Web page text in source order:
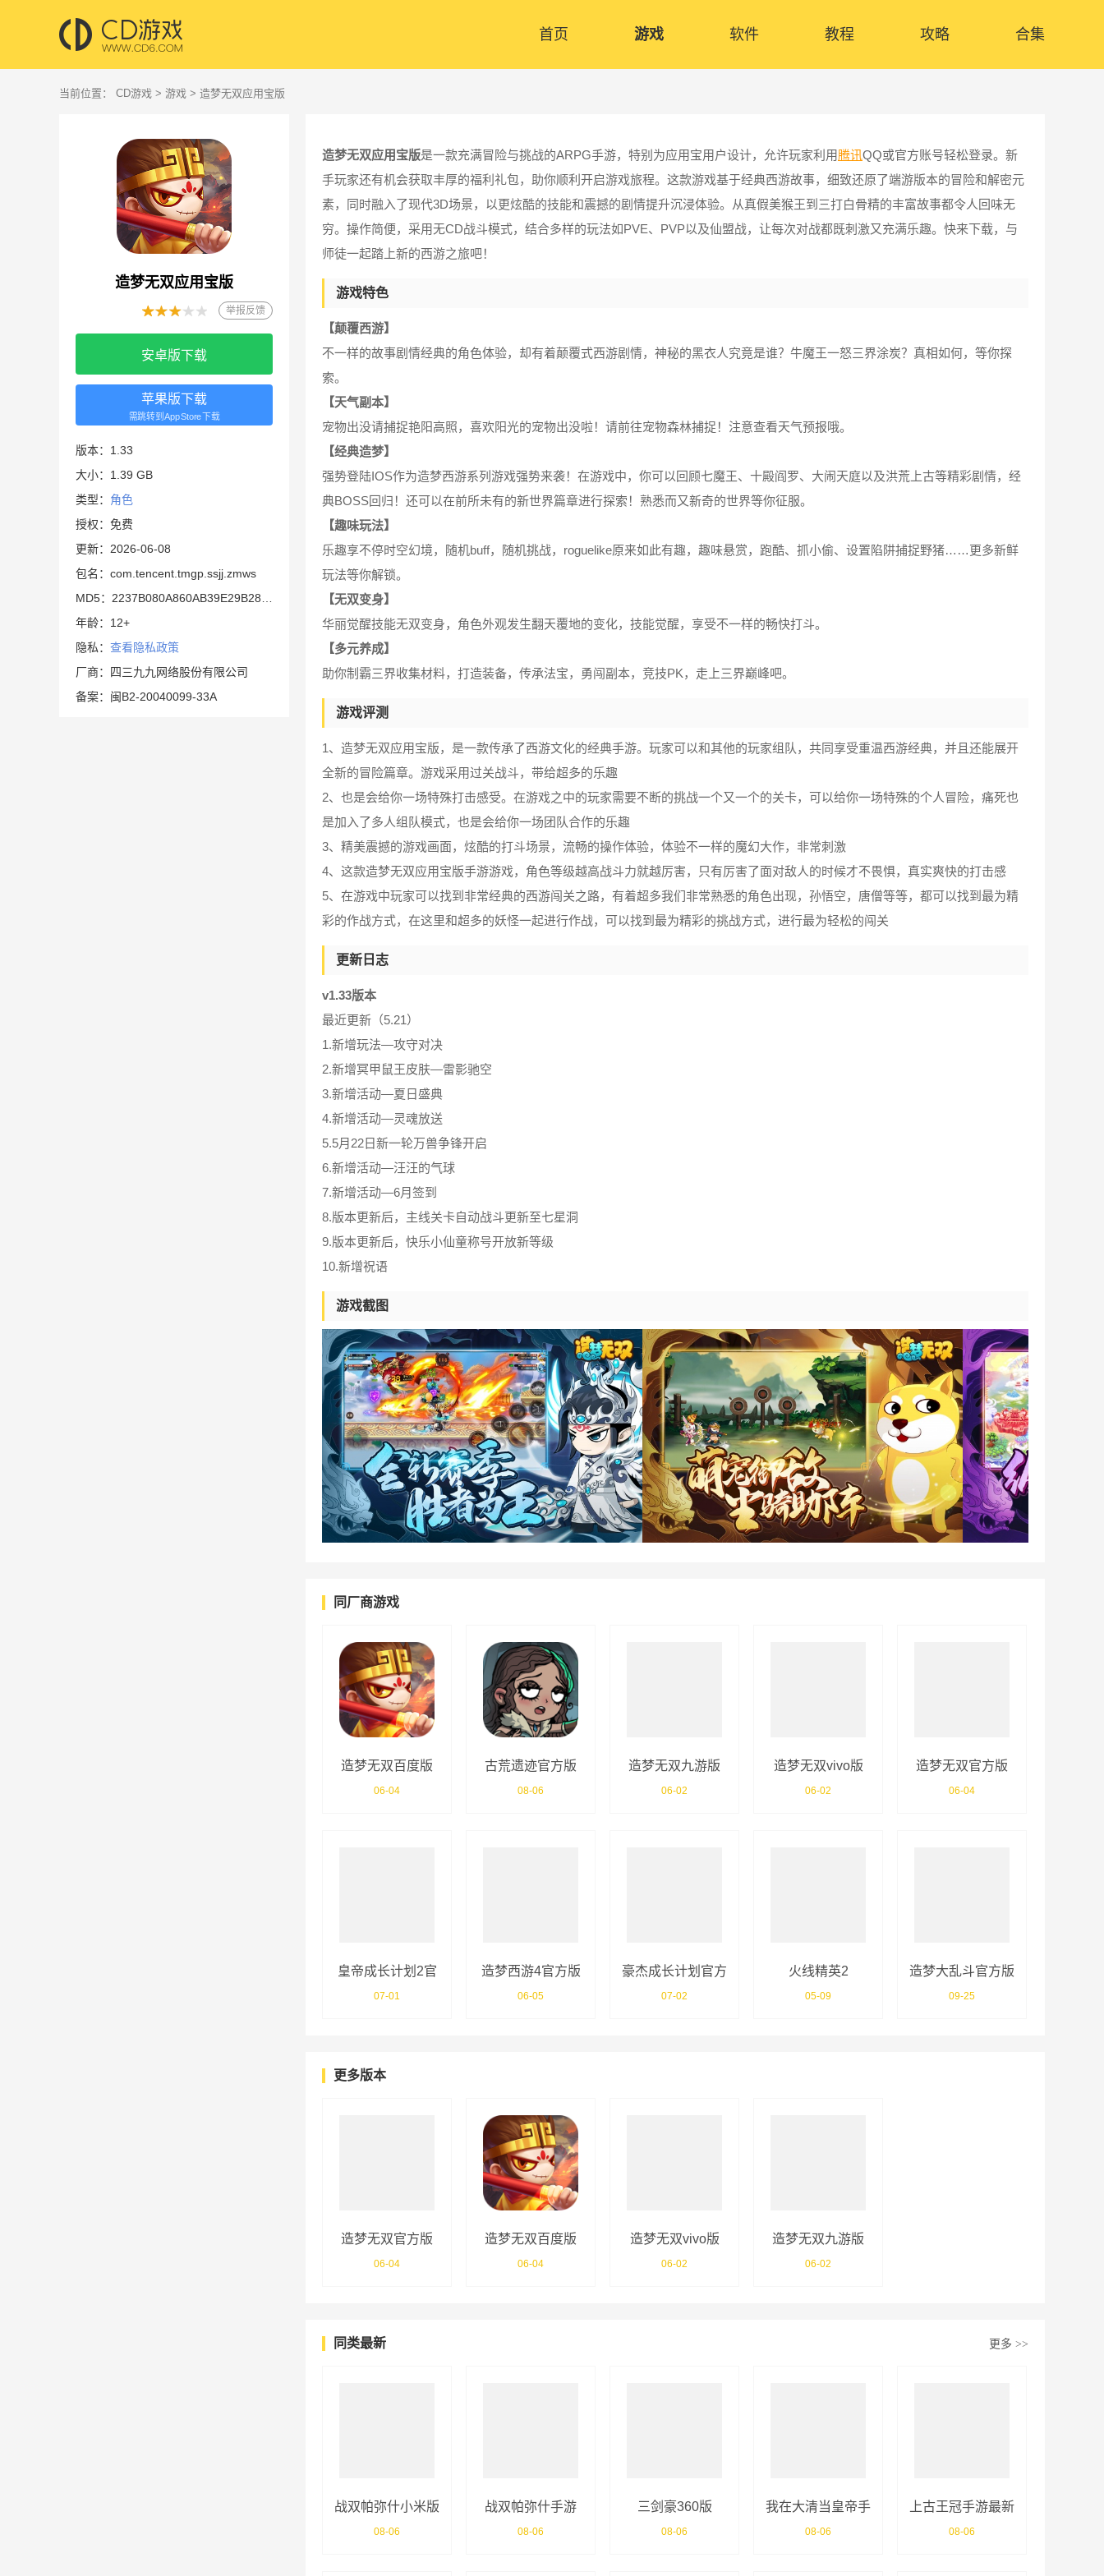
首页 游戏 软件 教程 攻略 合集
当前位置： CD游戏 > 游戏 > 造梦无双应用宝版
造梦无双应用宝版
举报反馈
安卓版下载
苹果版下载
需跳转到AppStore下载
版本：1.33
大小：1.39 GB
类型： 角色
授权：免费
更新：2026-06-08
包名：com.tencent.tmgp.ssjj.zmws
年龄：12+
隐私： 查看隐私政策
厂商：四三九九网络股份有限公司
备案：闽B2-20040099-33A
造梦无双应用宝版是一款充满冒险与挑战的ARPG手游，特别为应用宝用户设计，允许玩家利用腾讯QQ或官方账号轻松登录。新
手玩家还有机会获取丰厚的福利礼包，助你顺利开启游戏旅程。这款游戏基于经典西游故事，细致还原了端游版本的冒险和解密元
素，同时融入了现代3D场景，以更炫酷的技能和震撼的剧情提升沉浸体验。从真假美猴王到三打白骨精的丰富故事都令人回味无
穷。操作简便，采用无CD战斗模式，结合多样的玩法如PVE、PVP以及仙盟战，让每次对战都既刺激又充满乐趣。快来下载，与
师徒一起踏上新的西游之旅吧！
游戏特色
【颠覆西游】
不一样的故事剧情经典的角色体验，却有着颠覆式西游剧情，神秘的黑衣人究竟是谁？牛魔王一怒三界涂炭？真相如何，等你探
索。
【天气副本】
宠物出没请捕捉艳阳高照，喜欢阳光的宠物出没啦！请前往宠物森林捕捉！注意查看天气预报哦。
【经典造梦】
强势登陆IOS作为造梦西游系列游戏强势来袭！在游戏中，你可以回顾七魔王、十殿阎罗、大闹天庭以及洪荒上古等精彩剧情，经
典BOSS回归！还可以在前所未有的新世界篇章进行探索！熟悉而又新奇的世界等你征服。
【趣味玩法】
乐趣享不停时空幻境，随机buff，随机挑战，roguelike原来如此有趣，趣味悬赏，跑酷、抓小偷、设置陷阱捕捉野猪……更多新鲜
玩法等你解锁。
【无双变身】
华丽觉醒技能无双变身，角色外观发生翻天覆地的变化，技能觉醒，享受不一样的畅快打斗。
【多元养成】
助你制霸三界收集材料，打造装备，传承法宝，勇闯副本，竞技PK，走上三界巅峰吧。
游戏评测
1、造梦无双应用宝版，是一款传承了西游文化的经典手游。玩家可以和其他的玩家组队，共同享受重温西游经典，并且还能展开
全新的冒险篇章。游戏采用过关战斗，带给超多的乐趣
2、也是会给你一场特殊打击感受。在游戏之中的玩家需要不断的挑战一个又一个的关卡，可以给你一场特殊的个人冒险，痛死也
是加入了多人组队模式，也是会给你一场团队合作的乐趣
3、精美震撼的游戏画面，炫酷的打斗场景，流畅的操作体验，体验不一样的魔幻大作，非常刺激
4、这款造梦无双应用宝版手游游戏，角色等级越高战斗力就越厉害，只有厉害了面对敌人的时候才不畏惧，真实爽快的打击感
5、在游戏中玩家可以找到非常经典的西游闯关之路，有着超多我们非常熟悉的角色出现，孙悟空，唐僧等等，都可以找到最为精
彩的作战方式，在这里和超多的妖怪一起进行作战，可以找到最为精彩的挑战方式，进行最为轻松的闯关
更新日志
v1.33版本
最近更新（5.21）
1.新增玩法—攻守对决
2.新增冥甲鼠王皮肤—雷影驰空
3.新增活动—夏日盛典
4.新增活动—灵魂放送
5.5月22日新一轮万兽争锋开启
6.新增活动—汪汪的气球
7.新增活动—6月签到
8.版本更新后，主线关卡自动战斗更新至七星洞
9.版本更新后，快乐小仙童称号开放新等级
10.新增祝语
游戏截图
同厂商游戏
造梦无双百度版
06-04
古荒遗迹官方版
08-06
造梦无双九游版
06-02
造梦无双vivo版
06-02
造梦无双官方版
06-04
皇帝成长计划2官
服
07-01
造梦西游4官方版
06-05
豪杰成长计划官方
版
07-02
火线精英2
05-09
造梦大乱斗官方版
09-25
更多版本
造梦无双官方版
06-04
造梦无双百度版
06-04
造梦无双vivo版
06-02
造梦无双九游版
06-02
同类最新 更多 >>
战双帕弥什小米版
08-06
战双帕弥什手游
08-06
三剑豪360版
08-06
我在大清当皇帝手
游
08-06
上古王冠手游最新
版
08-06